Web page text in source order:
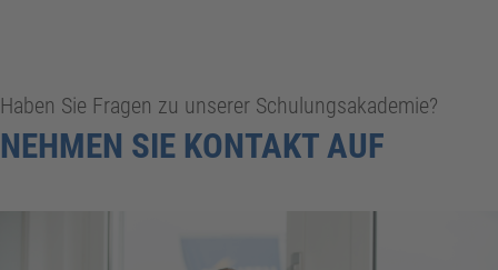
Haben Sie Fragen zu unserer Schulungsakademie?
NEHMEN SIE KONTAKT AUF